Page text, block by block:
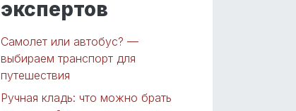
экспертов
Самолет или автобус? —
выбираем транспорт для
путешествия
Ручная кладь: что можно брать